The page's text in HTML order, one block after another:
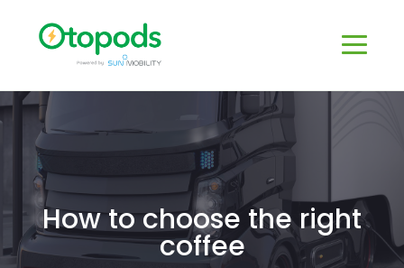
How to choose the right
coffee